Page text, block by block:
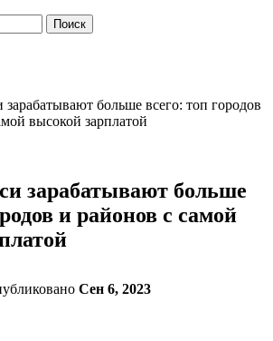
зарабатывают больше всего: топ городов
высокой зарплатой
зарабатывают больше
и районов с самой
Сен 6, 2023